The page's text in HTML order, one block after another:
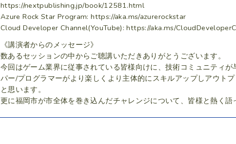
https://nextpublishing.jp/book/12581.html
Azure Rock Star Program: https://aka.ms/azurerockstar
Cloud Developer Channel(YouTube): https://aka.ms/
《講演者からのメッセージ》
数あるセッションの中からご聴講いただきありがとうございます。
今回はゲーム業界に従事されている皆様向けに、技術コミュニティ
パー/プログラマーがより楽しくより主体的にスキルアップしアウト
と思います。
更に福岡市が市全体を巻き込んだチャレンジについて、皆様と熱く語